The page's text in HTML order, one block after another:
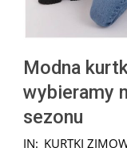
Modna
wybieramy
sezonu
2025-
IN: KURTKI